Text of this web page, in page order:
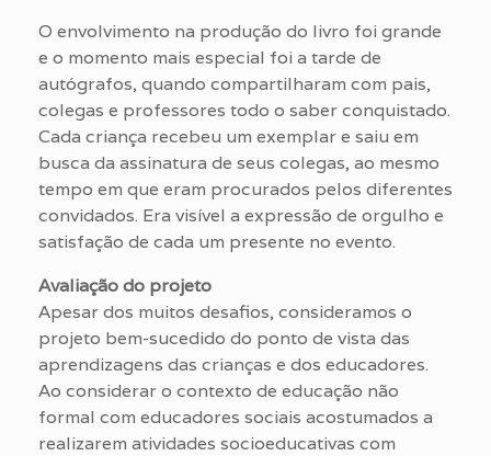
O envolvimento na produção do livro foi grande
e o momento mais especial foi a tarde de
autógrafos, quando compartilharam com pais,
colegas e professores todo o saber conquistado.
Cada criança recebeu um exemplar e saiu em
busca da assinatura de seus colegas, ao mesmo
tempo em que eram procurados pelos diferentes
convidados. Era visível a expressão de orgulho e
satisfação de cada um presente no evento.
Avaliação do projeto
Apesar dos muitos desafios, consideramos o
projeto bem-sucedido do ponto de vista das
aprendizagens das crianças e dos educadores.
Ao considerar o contexto de educação não
formal com educadores sociais acostumados a
realizarem atividades socioeducativas com